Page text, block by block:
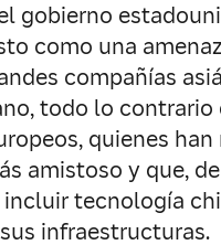
gobierno
como una
compañías
todo lo contrario
quienes
amistoso y que,
tecnología
infraestructuras.